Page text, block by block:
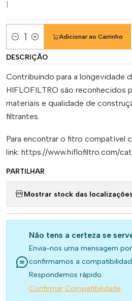
Quantidade
Adicionar ao Carrinho
DESCRIÇÃO
Contribuindo para a longevidade
HIFLOFILTRO são reconhecidos
materiais e qualidade de
filtrantes.
Para encontrar o fitro compatível
link: https://www.hiflofiltro.com/
PARTILHAR
Mostrar stock das
Não tens a certeza se
Envia-nos uma mensagem
confirmamos a
Respondemos rápido.
Confirmar Compatibilidade